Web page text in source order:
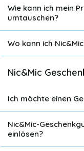
Wie kann ich mein
umtauschen?
Wo kann ich
Nic&Mic
Ich möchte einen
Nic&Mic-
einlösen?